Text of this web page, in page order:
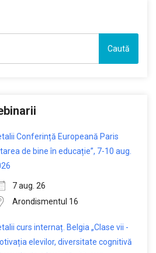
Conferință Europeană Paris
de bine în educație”, 7-10 aug.
7 aug. 26
Arondismentul 16
curs internaț. Belgia „Clase vii -
elevilor, diversitate cognitivă